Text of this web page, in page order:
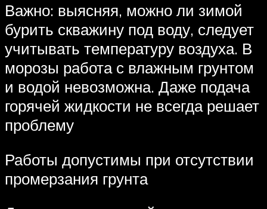
Важно: выясняя, можно ли зимой
бурить скважину под воду, следует
учитывать температуру воздуха. В
морозы работа с влажным грунтом
и водой невозможна. Даже подача
горячей жидкости не всегда решает
проблему
Работы допустимы при отсутствии
промерзания грунта